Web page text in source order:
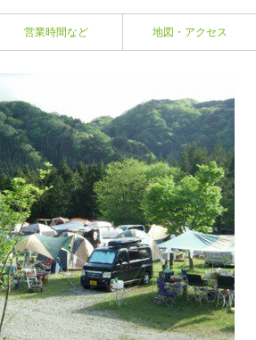
営業時間など 地図・アクセス